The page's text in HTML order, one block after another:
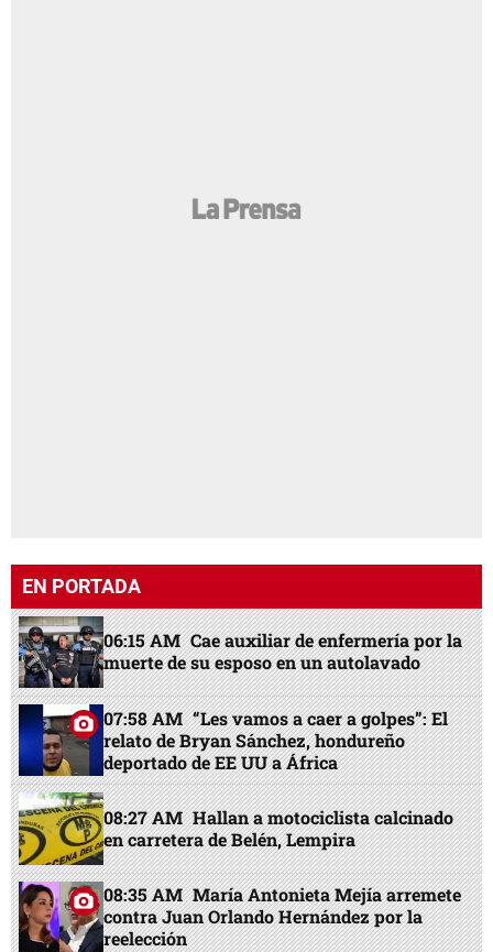
EN PORTADA
06:15 AM Cae auxiliar de enfermería por la
muerte de su esposo en un autolavado
07:58 AM “Les vamos a caer a golpes”: El
relato de Bryan Sánchez, hondureño
deportado de EE UU a África
08:27 AM Hallan a motociclista calcinado
en carretera de Belén, Lempira
08:35 AM María Antonieta Mejía arremete
contra Juan Orlando Hernández por la
reelección